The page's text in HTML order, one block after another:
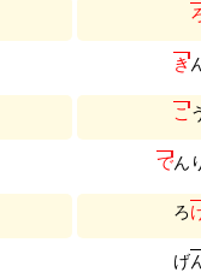
き
こ
でん
ろ
げ